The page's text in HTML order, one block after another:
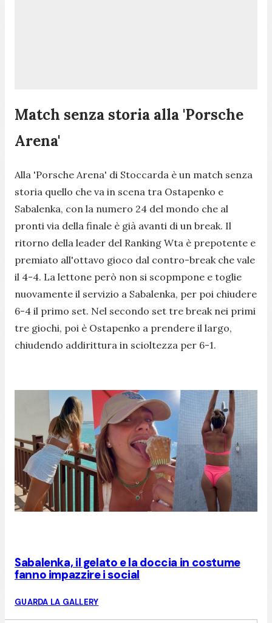
Match senza storia alla 'Porsche
Arena'
Alla 'Porsche Arena' di Stoccarda è un match senza
storia quello che va in scena tra Ostapenko e
Sabalenka, con la numero 24 del mondo che al
pronti via della finale è già avanti di un break. Il
ritorno della leader del Ranking Wta è prepotente e
premiato all'ottavo gioco dal contro-break che vale
il 4-4. La lettone però non si scopmpone e toglie
nuovamente il servizio a Sabalenka, per poi chiudere
6-4 il primo set. Nel secondo set tre break nei primi
tre giochi, poi è Ostapenko a prendere il largo,
chiudendo addirittura in scioltezza per 6-1.
Sabalenka, il gelato e la doccia in costume
fanno impazzire i social
GUARDA LA GALLERY